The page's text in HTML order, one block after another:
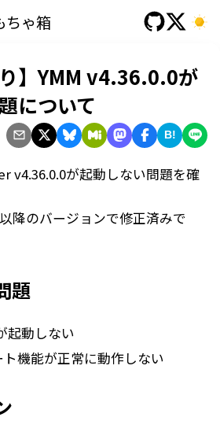
ちゃ箱
り】YMM v4.36.0.0が
について
B!
v4.36.0.0が起動しない問題を確
降のバージョンで修正済みで
題
起動しない
機能が正常に動作しない